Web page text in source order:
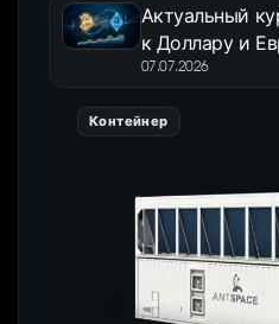
Актуальный
к Доллару и
07.07.2026
Контейнер